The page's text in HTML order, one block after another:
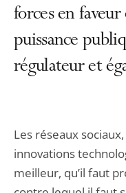
forces en
puissance
régulateur et
Les réseaux
innovations
meilleur, qu’il faut